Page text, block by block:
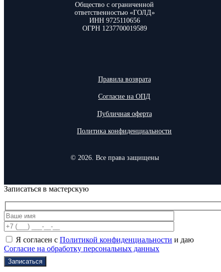
Общество с ограниченной
ответственностью «ГОЛД»
ИНН 9725110656
ОГРН 1237700019589
Правила возврата
Согласие на ОПД
Публичная оферта
Политика конфиденциальности
© 2026. Все права защищены
Записаться в мастерскую
Я согласен с Политикой конфиденциальности и даю
Согласие на обработку персональных данных